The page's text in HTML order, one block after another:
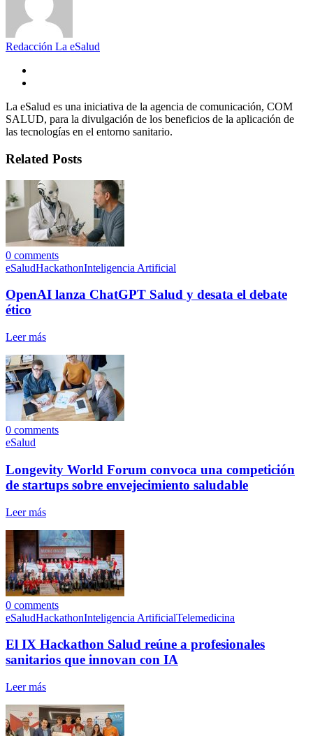
Redacción La eSalud
La eSalud es una iniciativa de la agencia de comunicación, COM
SALUD, para la divulgación de los beneficios de la aplicación de
las tecnologías en el entorno sanitario.
Related Posts
0 comments
eSaludHackathonInteligencia Artificial
OpenAI lanza ChatGPT Salud y desata el debate
ético
Leer más
0 comments
eSalud
Longevity World Forum convoca una competición
de startups sobre envejecimiento saludable
Leer más
0 comments
eSaludHackathonInteligencia ArtificialTelemedicina
El IX Hackathon Salud reúne a profesionales
sanitarios que innovan con IA
Leer más